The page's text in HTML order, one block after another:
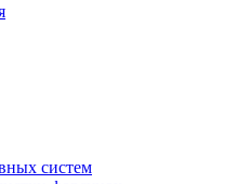
систем